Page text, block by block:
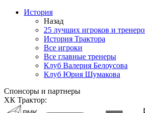
История
Назад
25 лучших игроков и
История Трактора
Все игроки
Все главные тренеры
Клуб Валерия Белоусова
Клуб Юрия Шумакова
Спонсоры и партнеры
ХК Трактор: